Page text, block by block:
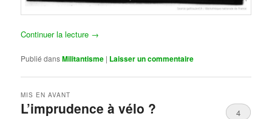
Continuer la lecture →
Publié dansMilitantisme | Laisser un commentaire
L’imprudence à vélo ?
MIS EN AVANT
4